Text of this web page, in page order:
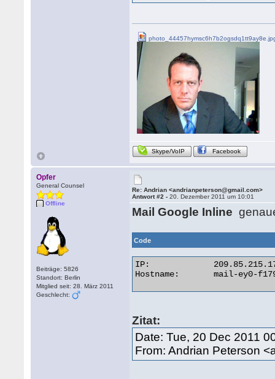
Skype/VoIP Facebook
Opfer
General Counsel
Offline
Beiträge: 5826
Standort: Berlin
Mitglied seit: 28. März 2011
Geschlecht:
Re: Andrian <andrianpeterson@gmail.com>
Antwort #2 -20. Dezember 2011 um 10:01
Mail Google Inline
Code
IP:	        209.85.215.179
Hostname:	mail-ey0-f179.google.com
Zitat:
Date: Tue, 20 Dec 2011
From: Andrian Peterson